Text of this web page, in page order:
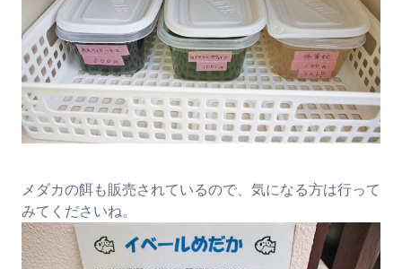
メダカの餌も販売されているので、気になる方は行って
みてくださいね。